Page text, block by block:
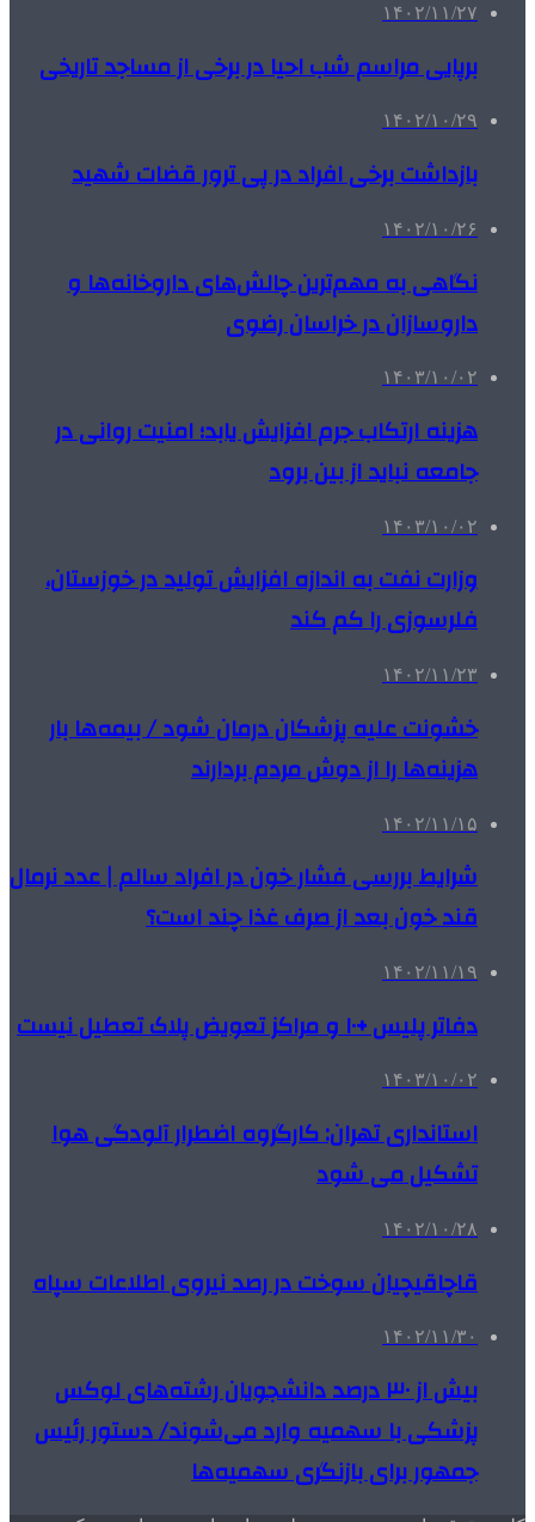
۱۴۰۲/۱۱/۲۷
برپایی مراسم شب احیا در برخی از مساجد تاریخی
۱۴۰۲/۱۰/۲۹
بازداشت برخی افراد در پی ترور قضات شهید
۱۴۰۲/۱۰/۲۶
نگاهی به مهم‌ترین چالش‌های داروخانه‌ها و
داروسازان در خراسان رضوی
۱۴۰۳/۱۰/۰۲
هزینه ارتکاب جرم افزایش یابد؛ امنیت روانی در
جامعه نباید از بین برود
۱۴۰۳/۱۰/۰۲
وزارت نفت به اندازه افزایش تولید در خوزستان،
فلرسوزی را کم کند
۱۴۰۲/۱۱/۲۳
خشونت علیه پزشکان درمان شود / بیمه‌ها بار
هزینه‌ها را از دوش مردم بردارند
۱۴۰۲/۱۱/۱۵
شرایط بررسی فشار خون در افراد سالم | عدد نرمال
قند خون بعد از صرف غذا چند است؟
۱۴۰۲/۱۱/۱۹
دفاتر پلیس +۱۰ و مراکز تعویض پلاک تعطیل نیست
۱۴۰۳/۱۰/۰۲
استانداری تهران: کارگروه اضطرار آلودگی هوا
تشکیل می شود
۱۴۰۲/۱۰/۲۸
قاچاقیچیان سوخت در رصد نیروی اطلاعات سپاه
۱۴۰۲/۱۱/۳۰
بیش از ۳۰ درصد دانشجویان رشته‌های لوکس
پزشکی با سهمیه وارد می‌شوند/ دستور رئیس
جمهور برای بازنگری سهمیه‌ها